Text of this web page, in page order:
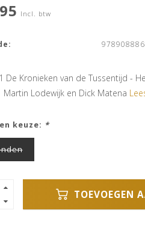
Incl. btw
De Kronieken van de Tussentijd -
Lodewijk en Dick Matena
keuze: *
TOEVOEGEN